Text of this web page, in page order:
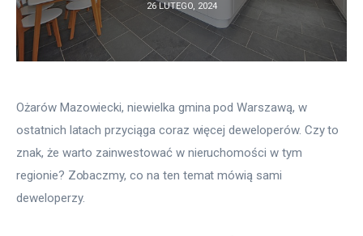
Zdrowie
Więcej
26 LUTEGO, 2024
Ożarów Mazowiecki, niewielka gmina pod Warszawą, w
ostatnich latach przyciąga coraz więcej deweloperów. Czy to
znak, że warto zainwestować w nieruchomości w tym
regionie? Zobaczmy, co na ten temat mówią sami
deweloperzy.